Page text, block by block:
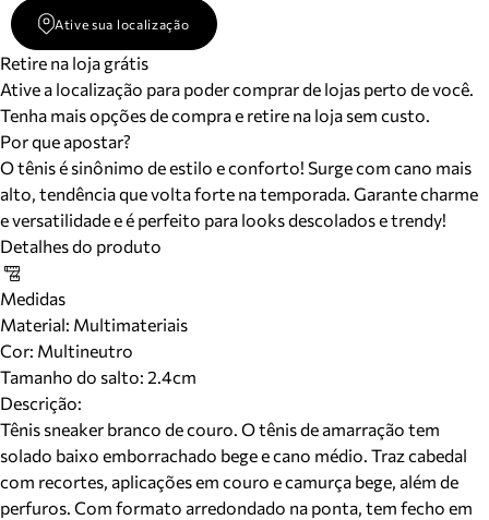
Ative sua localização
Retire na loja grátis
Ative a localização para poder comprar de lojas perto de você.
Tenha mais opções de compra e retire na loja sem custo.
Por que apostar?
O tênis é sinônimo de estilo e conforto! Surge com cano mais
alto, tendência que volta forte na temporada. Garante charme
e versatilidade e é perfeito para looks descolados e trendy!
Detalhes do produto
Medidas
Material: Multimateriais
Cor: Multineutro
Tamanho do salto: 2.4cm
Descrição:
Tênis sneaker branco de couro. O tênis de amarração tem
solado baixo emborrachado bege e cano médio. Traz cabedal
com recortes, aplicações em couro e camurça bege, além de
perfuros. Com formato arredondado na ponta, tem fecho em